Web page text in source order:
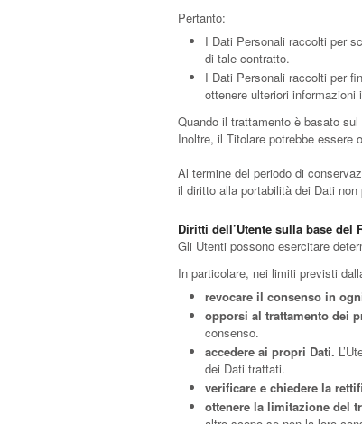
Pertanto:
I Dati Personali raccolti per
di tale contratto.
I Dati Personali raccolti per
ottenere ulteriori
Quando il trattamento è basato
Inoltre, il Titolare potrebbe essere
Al termine del periodo di
il diritto alla portabilità dei Dati
Diritti dell’Utente sulla base del
Gli Utenti possono esercitare
In particolare, nei limiti previsti
revocare il consenso in
opporsi al trattamento dei
consenso.
accedere ai propri Dati.
dei Dati trattati.
verificare e chiedere la
ottenere la limitazione del